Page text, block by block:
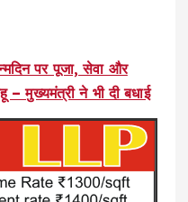
पर पूजा, सेवा और
– मुख्यमंत्री ने भी दी बधाई